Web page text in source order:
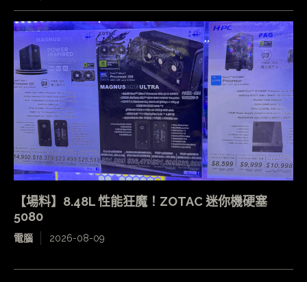
【場料】8.48L 性能狂魔！ZOTAC 迷你機硬塞
5080
電腦 2026-08-09